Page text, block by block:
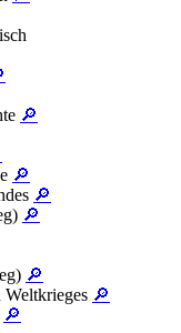
🔎
🔎
🔎
🔎
🔎
Weltkrieges 🔎
🔎